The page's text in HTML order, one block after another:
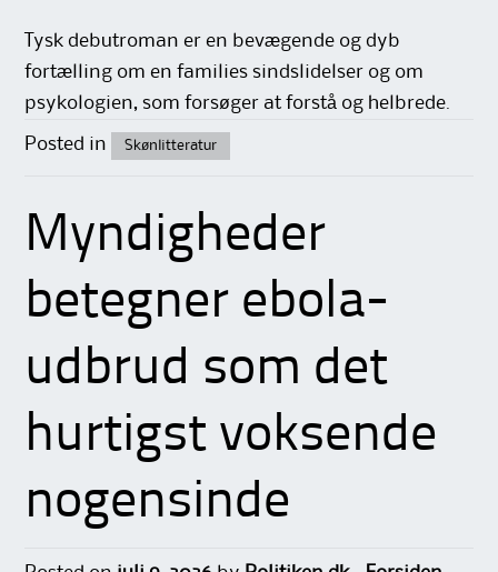
Tysk debutroman er en bevægende og dyb
fortælling om en families sindslidelser og om
psykologien, som forsøger at forstå og helbrede.
Posted in Skønlitteratur
Myndigheder
betegner ebola-
udbrud som det
hurtigst voksende
nogensinde